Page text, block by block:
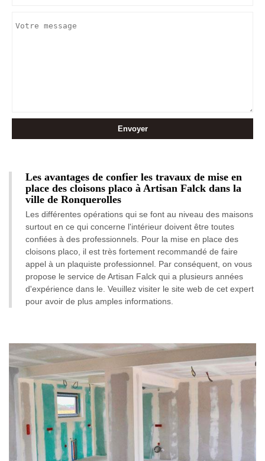
Les avantages de confier les travaux de mise en
place des cloisons placo à Artisan Falck dans la
ville de Ronquerolles
Les différentes opérations qui se font au niveau des maisons
surtout en ce qui concerne l'intérieur doivent être toutes
confiées à des professionnels. Pour la mise en place des
cloisons placo, il est très fortement recommandé de faire
appel à un plaquiste professionnel. Par conséquent, on vous
propose le service de Artisan Falck qui a plusieurs années
d'expérience dans le. Veuillez visiter le site web de cet expert
pour avoir de plus amples informations.